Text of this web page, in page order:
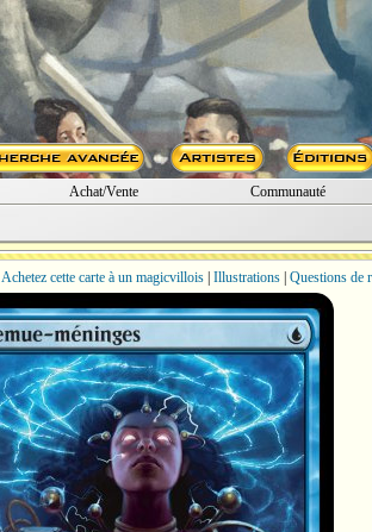
Achat/Vente Communauté
Achetez cette carte à un magicvillois Illustrations Questions de